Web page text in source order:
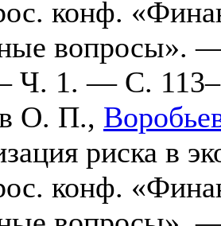
конф.
Ч. 1. — С. 1
О. П.,
риска в
конф.